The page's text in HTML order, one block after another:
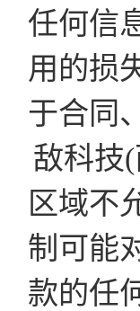
任何信
用的损
于合同
敌科技
区域不
制可能
款的任